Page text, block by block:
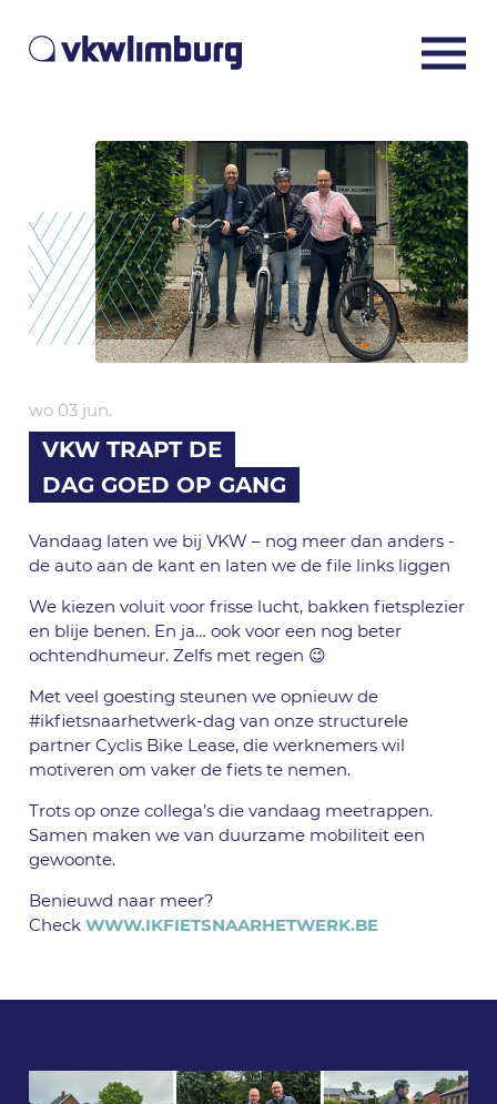
wo 03 jun.
VKW TRAPT DE
DAG GOED OP GANG
Vandaag laten we bij VKW – nog meer dan anders -
de auto aan de kant en laten we de file links liggen
We kiezen voluit voor frisse lucht, bakken fietsplezier
en blije benen. En ja… ook voor een nog beter
ochtendhumeur. Zelfs met regen 😉
Met veel goesting steunen we opnieuw de
#ikfietsnaarhetwerk-dag van onze structurele
partner Cyclis Bike Lease, die werknemers wil
motiveren om vaker de fiets te nemen.
Trots op onze collega’s die vandaag meetrappen.
Samen maken we van duurzame mobiliteit een
gewoonte.
Benieuwd naar meer?
Check WWW.IKFIETSNAARHETWERK.BE